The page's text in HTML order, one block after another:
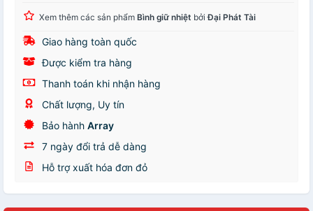
Xem thêm các sản phẩm Bình giữ nhiệt bởiĐại Phát Tài
Giao hàng toàn quốc
Được kiểm tra hàng
Thanh toán khi nhận hàng
Chất lượng, Uy tín
Bảo hành Array
7 ngày đổi trả dễ dàng
Hỗ trợ xuất hóa đơn đỏ